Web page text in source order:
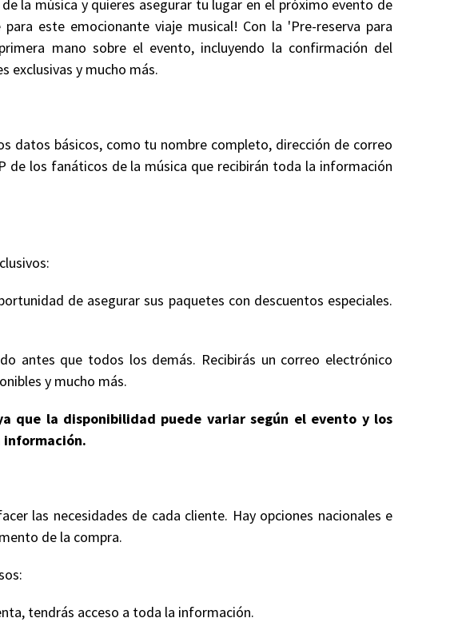
la música y quieres asegurar tu lugar en el próximo evento de
este emocionante viaje musical! Con la 'Pre-reserva para
mano sobre el evento, incluyendo la confirmación del
exclusivas y mucho más.
datos básicos, como tu nombre completo, dirección de correo
de los fanáticos de la música que recibirán toda la información
de asegurar sus paquetes con descuentos especiales.
antes que todos los demás. Recibirás un correo electrónico
y mucho más.
que la disponibilidad puede variar según el evento y los
información.
las necesidades de cada cliente. Hay opciones nacionales e
de la compra.
tendrás acceso a toda la información.